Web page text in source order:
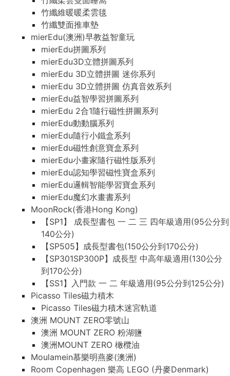
竹纖維暖暖柔雲毯
竹纖雙面推車墊
mierEdu(澳洲)早教益智童玩
mierEdu拼圖系列
mierEdu3D立體拼圖系列
mierEdu 3D立體拼圖 迷你系列
mierEdu 3D立體拼圖 仿真音效系列
mierEdu益智學習拼圖系列
mierEdu 2合1隨行磁性拼圖系列
mierEdu動動腦系列
mierEdu隨行小鐵盒系列
mierEdu磁性創意寶盒系列
mierEdu小畫家隨行磁性版系列
mierEdu認知學習磁性寶盒系列
mierEdu邏輯智能學習寶盒系列
mierEdu魔幻水畫書系列
MoonRock(香港Hong Kong)
【SP1】 成長型書包 一 二 三 四年級適用(95公分到
140公分)
【SP505】成長型書包(150公分到170公分)
【SP301SP300P】成長型 中高年級適用(130公分
到170公分)
【SS1】入門款 一 二 年級適用(95公分到125公分)
Picasso Tiles磁力積木
Picasso Tiles磁力積木迷宮軌道
澳洲 MOUNT ZERO零號山
澳洲 MOUNT ZERO 粉湖鹽
澳洲MOUNT ZERO 橄欖油
Moulamein慕樂明燕麥(澳洲)
Room Copenhagen 樂高 LEGO (丹麥Denmark)